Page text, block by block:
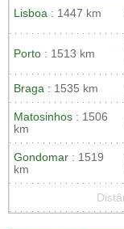
Lisboa : 1447 km
Porto : 1513 km
Braga : 1535 km
Matosinhos : 1506
km
Gondomar : 1519
km